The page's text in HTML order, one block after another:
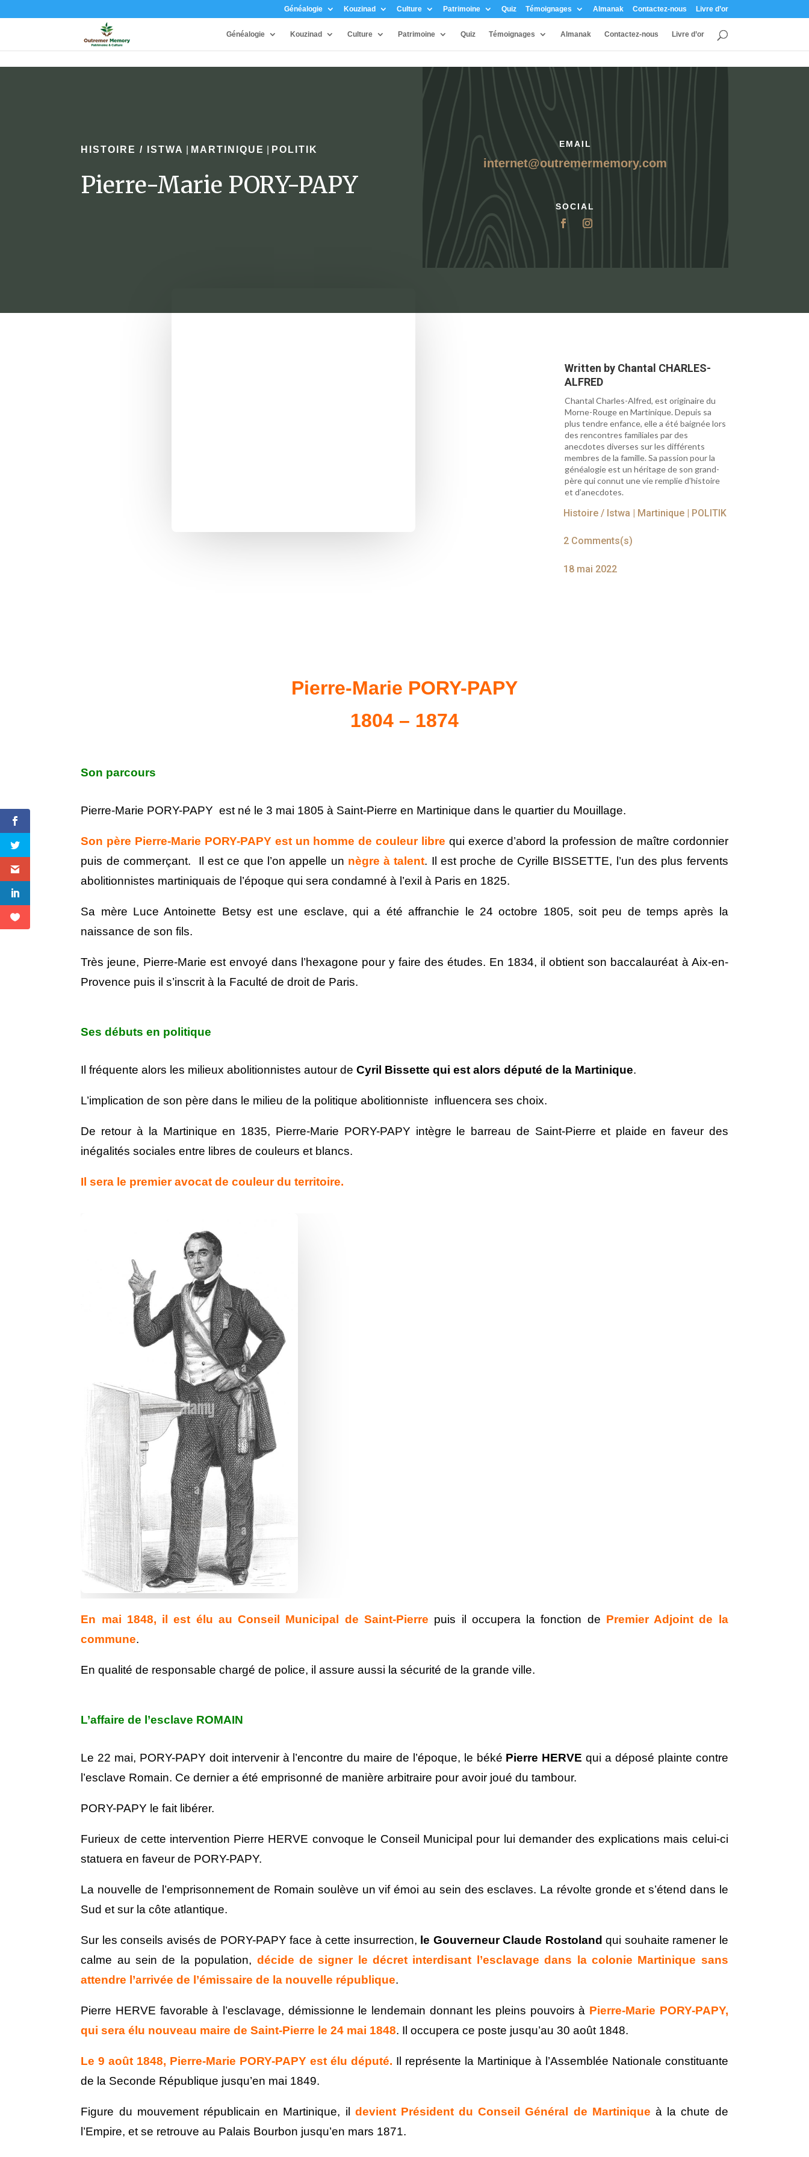
Généalogie Kouzinad Culture Patrimoine Quiz Témoignages Almanak Contactez-nous Livre d’or
Généalogie Kouzinad Culture Patrimoine Quiz Témoignages Almanak Contactez-nous Livre d’or
HISTOIRE / ISTWA MARTINIQUE POLITIK
Pierre-Marie PORY-PAPY
EMAIL
internet@outremermemory.com
SOCIAL
Written by Chantal CHARLES-
ALFRED
Chantal Charles-Alfred, est originaire du
Morne-Rouge en Martinique. Depuis sa
plus tendre enfance, elle a été baignée lors
des rencontres familiales par des
anecdotes diverses sur les différents
membres de la famille. Sa passion pour la
généalogie est un héritage de son grand-
père qui connut une vie remplie d’histoire
et d’anecdotes.
Histoire / Istwa Martinique POLITIK
2 Comments(s)
18 mai 2022
Pierre-Marie PORY-PAPY
1804 – 1874
Son parcours
Pierre-Marie PORY-PAPY est né le 3 mai 1805 à Saint-Pierre en Martinique dans le quartier du Mouillage.
Son père Pierre-Marie PORY-PAPY est un homme de couleur libre qui exerce d’abord la profession de maître cordonnier
puis de commerçant. Il est ce que l’on appelle un nègre à talent. Il est proche de Cyrille BISSETTE, l’un des plus fervents
abolitionnistes martiniquais de l’époque qui sera condamné à l’exil à Paris en 1825.
Sa mère Luce Antoinette Betsy est une esclave, qui a été affranchie le 24 octobre 1805, soit peu de temps après la
naissance de son fils.
Très jeune, Pierre-Marie est envoyé dans l’hexagone pour y faire des études. En 1834, il obtient son baccalauréat à Aix-en-
Provence puis il s’inscrit à la Faculté de droit de Paris.
Ses débuts en politique
Il fréquente alors les milieux abolitionnistes autour deCyril Bissette qui est alors député de la Martinique.
L’implication de son père dans le milieu de la politique abolitionniste influencera ses choix.
De retour à la Martinique en 1835, Pierre-Marie PORY-PAPY intègre le barreau de Saint-Pierre et plaide en faveur des
inégalités sociales entre libres de couleurs et blancs.
Il sera le premier avocat de couleur du territoire.
Twitter
En mai 1848, il est élu au Conseil Municipal de Saint-Pierre puis il occupera la fonction de Premier Adjoint de la
commune.
En qualité de responsable chargé de police, il assure aussi la sécurité de la grande ville.
L’affaire de l’esclave ROMAIN
Le 22 mai, PORY-PAPY doit intervenir à l’encontre du maire de l’époque, le béké Pierre HERVE qui a déposé plainte contre
l’esclave Romain. Ce dernier a été emprisonné de manière arbitraire pour avoir joué du tambour.
PORY-PAPY le fait libérer.
Furieux de cette intervention Pierre HERVE convoque le Conseil Municipal pour lui demander des explications mais celui-ci
statuera en faveur de PORY-PAPY.
La nouvelle de l’emprisonnement de Romain soulève un vif émoi au sein des esclaves. La révolte gronde et s’étend dans le
Sud et sur la côte atlantique.
Sur les conseils avisés de PORY-PAPY face à cette insurrection, le Gouverneur Claude Rostoland qui souhaite ramener le
calme au sein de la population, décide de signer le décret interdisant l’esclavage dans la colonie Martinique sans
attendre l’arrivée de l’émissaire de la nouvelle république.
Pierre HERVE favorable à l’esclavage, démissionne le lendemain donnant les pleins pouvoirs à Pierre-Marie PORY-PAPY,
qui sera élu nouveau maire de Saint-Pierre le 24 mai 1848. Il occupera ce poste jusqu’au 30 août 1848.
Le 9 août 1848, Pierre-Marie PORY-PAPY est élu député. Il représente la Martinique à l’Assemblée Nationale constituante
de la Seconde République jusqu’en mai 1849.
Figure du mouvement républicain en Martinique, il devient Président du Conseil Général de Martinique à la chute de
l’Empire, et se retrouve au Palais Bourbon jusqu’en mars 1871.